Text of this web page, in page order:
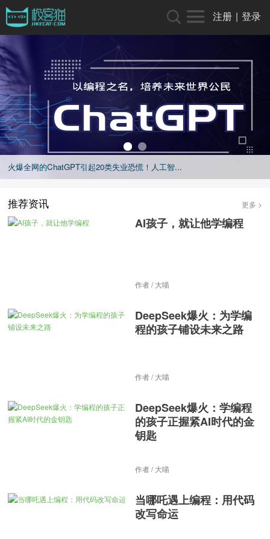
注册 | 登录
下一个十年，一定是信奥的十年
推荐资讯 更多 >
AI孩子，就让他学编程
作者 / 大喵
DeepSeek爆火：为学编
程的孩子铺设未来之路
作者 / 大喵
DeepSeek爆火：学编程
的孩子正握紧AI时代的金
钥匙
作者 / 大喵
当哪吒遇上编程：用代码
改写命运